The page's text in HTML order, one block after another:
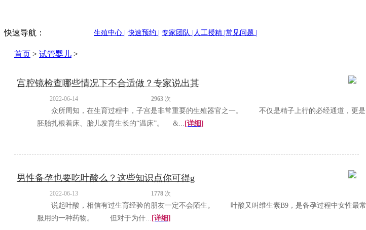
生殖中心 | 快速预约 | 专家团队 | 人工授精 |常见问题 |
快速导航：
首页 > 试管婴儿 >
宫腔镜检查哪些情况下不合适做？专家说出其
2022-06-14 2963 次
众所周知，在生育过程中，子宫是非常重要的生殖器官之一。 不仅是精子上行的必经通道，更是
胚胎扎根着床、胎儿发育生长的“温床”。 &... [详细]
男性备孕也要吃叶酸么？这些知识点你可得g
2022-06-13 1778 次
说起叶酸，相信有过生育经验的朋友一定不会陌生。 叶酸又叫维生素B9，是备孕过程中女性最常
服用的一种药物。 但对于为什... [详细]